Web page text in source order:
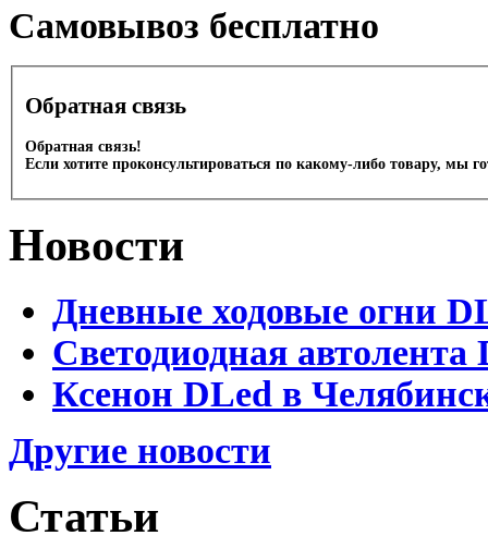
Cамовывоз бесплатно
Обратная связь
Обратная связь!
Если хотите проконсультироваться по какому-либо товару, мы
Новости
Дневные ходовые огни
Светодиодная
Ксенон DLed в
Другие новости
Статьи